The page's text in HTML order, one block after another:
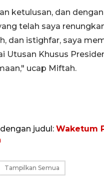
ketulusan, dan
telah saya
dan istighfar, saya
Utusan Khusus
ucap Miftah.
judul: Waketum
Tampilkan Semua